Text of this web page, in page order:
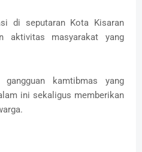
di seputaran Kota Kisaran
aktivitas masyarakat yang
kamtibmas yang
ini sekaligus memberikan